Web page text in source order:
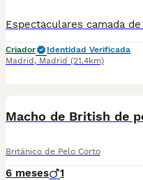
Criador
Identidad Verificada
Madrid , Madrid (21.4km)
Macho de British de
Británico de Pelo Corto
6 meses 1